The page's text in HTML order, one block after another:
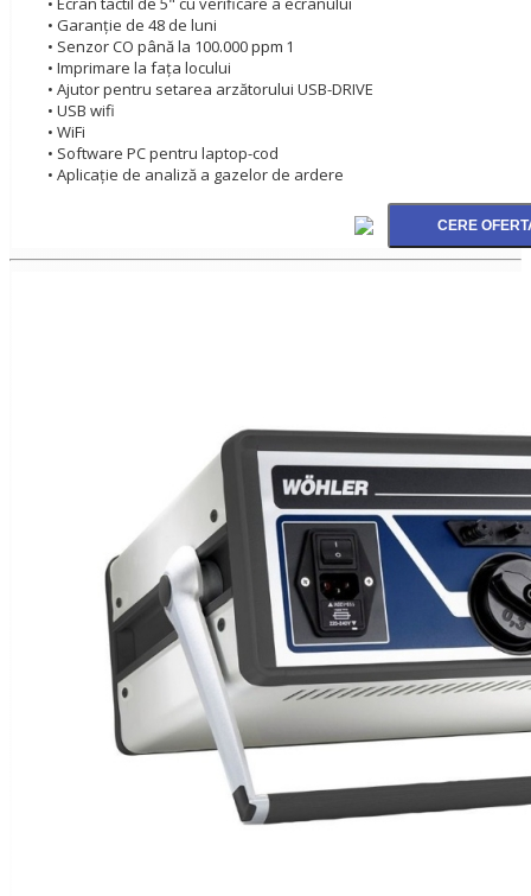
• Garanție de 48 de luni
• Senzor CO până la 100.000 ppm 1
• Imprimare la fața locului
• Ajutor pentru setarea arzătorului USB-DRIVE
• USB wifi
• WiFi
• Software PC pentru laptop-cod
• Aplicație de analiză a gazelor de ardere